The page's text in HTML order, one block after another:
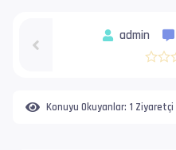
admin
Konuyu Okuyanlar: 1 Ziyaretçi